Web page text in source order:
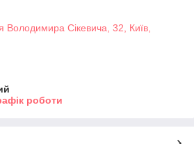
Володимира Сікевича, 32, Київ,
роботи